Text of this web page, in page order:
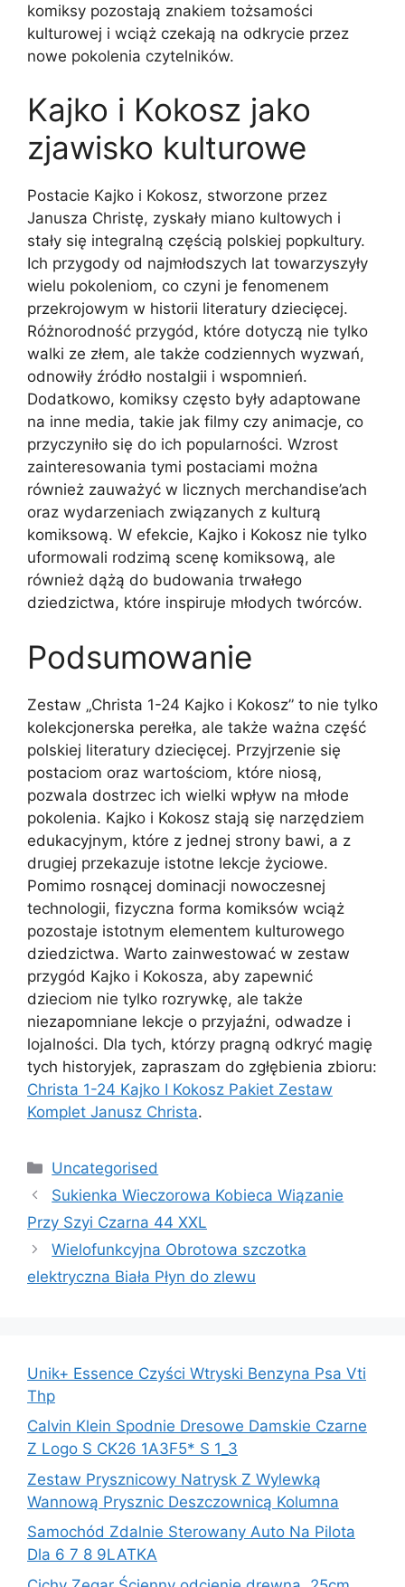
komiksy pozostają znakiem tożsamości
kulturowej i wciąż czekają na odkrycie przez
nowe pokolenia czytelników.
Kajko i Kokosz jako
zjawisko kulturowe
Postacie Kajko i Kokosz, stworzone przez
Janusza Christę, zyskały miano kultowych i
stały się integralną częścią polskiej popkultury.
Ich przygody od najmłodszych lat towarzyszyły
wielu pokoleniom, co czyni je fenomenem
przekrojowym w historii literatury dziecięcej.
Różnorodność przygód, które dotyczą nie tylko
walki ze złem, ale także codziennych wyzwań,
odnowiły źródło nostalgii i wspomnień.
Dodatkowo, komiksy często były adaptowane
na inne media, takie jak filmy czy animacje, co
przyczyniło się do ich popularności. Wzrost
zainteresowania tymi postaciami można
również zauważyć w licznych merchandise’ach
oraz wydarzeniach związanych z kulturą
komiksową. W efekcie, Kajko i Kokosz nie tylko
uformowali rodzimą scenę komiksową, ale
również dążą do budowania trwałego
dziedzictwa, które inspiruje młodych twórców.
Podsumowanie
Zestaw „Christa 1-24 Kajko i Kokosz” to nie tylko
kolekcjonerska perełka, ale także ważna część
polskiej literatury dziecięcej. Przyjrzenie się
postaciom oraz wartościom, które niosą,
pozwala dostrzec ich wielki wpływ na młode
pokolenia. Kajko i Kokosz stają się narzędziem
edukacyjnym, które z jednej strony bawi, a z
drugiej przekazuje istotne lekcje życiowe.
Pomimo rosnącej dominacji nowoczesnej
technologii, fizyczna forma komiksów wciąż
pozostaje istotnym elementem kulturowego
dziedzictwa. Warto zainwestować w zestaw
przygód Kajko i Kokosza, aby zapewnić
dzieciom nie tylko rozrywkę, ale także
niezapomniane lekcje o przyjaźni, odwadze i
lojalności. Dla tych, którzy pragną odkryć magię
tych historyjek, zapraszam do zgłębienia zbioru:
Christa 1-24 Kajko I Kokosz Pakiet Zestaw
Komplet Janusz Christa.
Kategorie
Uncategorised
Sukienka Wieczorowa Kobieca Wiązanie
Przy Szyi Czarna 44 XXL
Wielofunkcyjna Obrotowa szczotka
elektryczna Biała Płyn do zlewu
Unik+ Essence Czyści Wtryski Benzyna Psa Vti
Thp
Calvin Klein Spodnie Dresowe Damskie Czarne
Z Logo S CK26 1A3F5* S 1_3
Zestaw Prysznicowy Natrysk Z Wylewką
Wannową Prysznic Deszczownicą Kolumna
Samochód Zdalnie Sterowany Auto Na Pilota
Dla 6 7 8 9LATKA